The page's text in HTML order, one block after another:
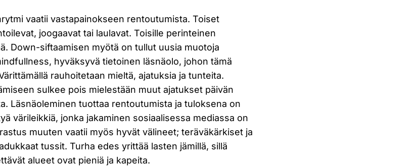
vaatii vastapainokseen rentoutumista. Toiset
joogaavat tai laulavat. Toisille perinteinen
Down-siftaamisen myötä on tullut uusia muotoja
hyväksyvä tietoinen läsnäolo, johon tämä
rauhoitetaan mieltä, ajatuksia ja tunteita.
sulkee pois mielestään muut ajatukset päivän
Läsnäoleminen tuottaa rentoutumista ja tuloksena on
värileikkiä, jonka jakaminen sosiaalisessa mediassa on
muuten vaatii myös hyvät välineet; teräväkärkiset ja
tussit. Turha edes yrittää lasten jämillä, sillä
alueet ovat pieniä ja kapeita.